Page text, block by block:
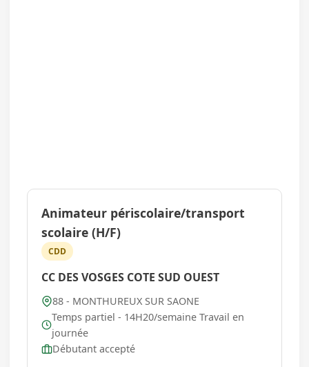
Animateur périscolaire/transport
scolaire (H/F)
CDD
CC DES VOSGES COTE SUD OUEST
88 - MONTHUREUX SUR SAONE
Temps partiel - 14H20/semaine Travail en
journée
Débutant accepté